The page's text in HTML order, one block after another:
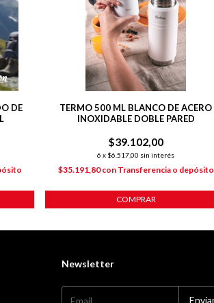
DE
TERMO 500 ML BLANCO DE ACERO
INOXIDABLE DOBLE PARED
$39.102,00
6 x $6.517,00 sin interés
$35.191,80con Transferencia o depósito
COMPRAR
Newsletter